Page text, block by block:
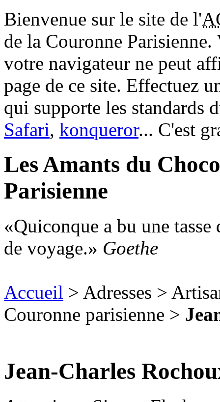
Bienvenue sur le site de l'
de la Couronne Parisienne.
votre navigateur ne peut
page de ce site. Effectuez
qui supporte les standards
Safari, konqueror... C'est
Les Amants du
Parisienne
Quiconque a bu une
de voyage.
Goethe
Accueil > Adresses >
Couronne parisienne >
Jean-Charles